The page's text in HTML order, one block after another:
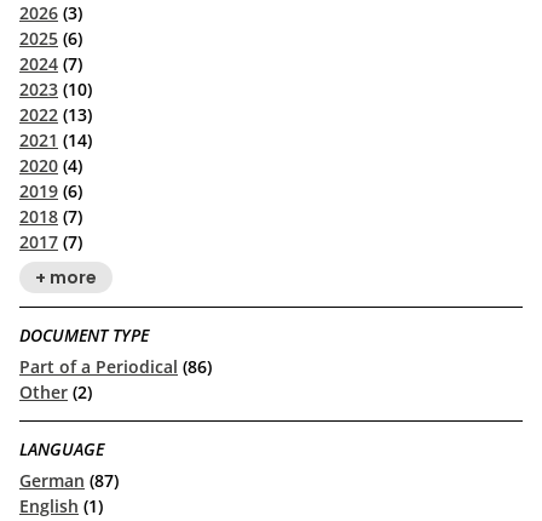
2026 (3)
2025 (6)
2024 (7)
2023 (10)
2022 (13)
2021 (14)
2020 (4)
2019 (6)
2018 (7)
2017 (7)
+ more
DOCUMENT TYPE
Part of a Periodical (86)
Other (2)
LANGUAGE
German (87)
English (1)